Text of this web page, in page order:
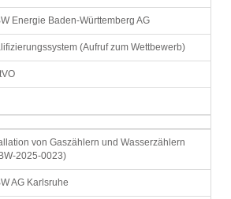
Energie Baden-Württemberg AG
(Aufruf zum Wettbewerb)
von Gaszählern und Wasserzählern
2025-0023)
AG Karlsruhe